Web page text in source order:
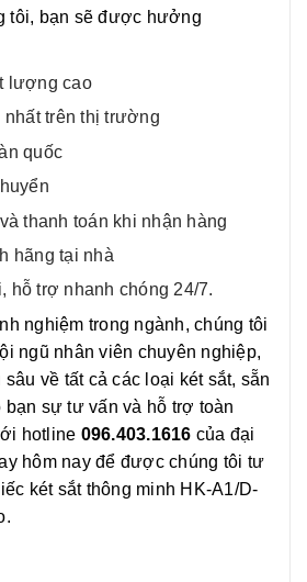
tôi, bạn sẽ được hưởng
lượng cao
nhất trên thị trường
quốc
thanh toán khi nhận hàng
hãng tại nhà
hỗ trợ nhanh chóng 24/7.
nghiệm trong ngành, chúng tôi
ngũ nhân viên chuyên nghiệp,
về tất cả các loại két sắt, sẵn
bạn sự tư vấn và hỗ trợ toàn
hotline 096.403.1616 của đại
hôm nay để được chúng tôi tư
két sắt thông minh HK-A1/D-